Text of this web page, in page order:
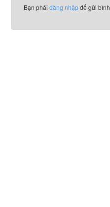
Bạn phảiđăng nhậpđể gửi